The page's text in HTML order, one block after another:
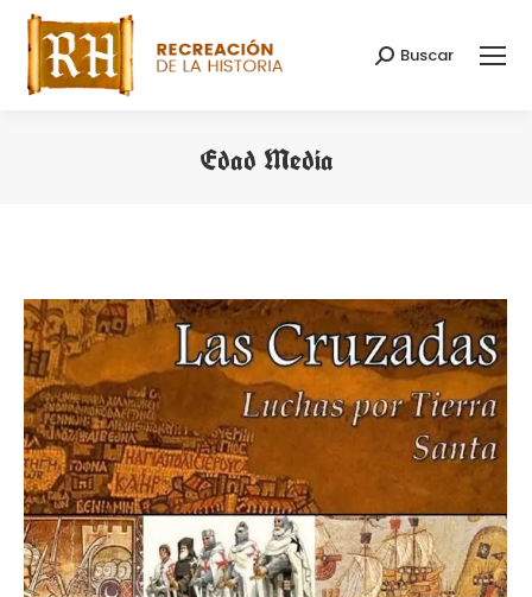
Search:
Buscar
Edad Media